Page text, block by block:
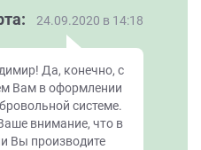
24.09.2020 в 14:18
Да, конечно, с
Вам в оформлении
системе.
внимание, что в
Вы производите